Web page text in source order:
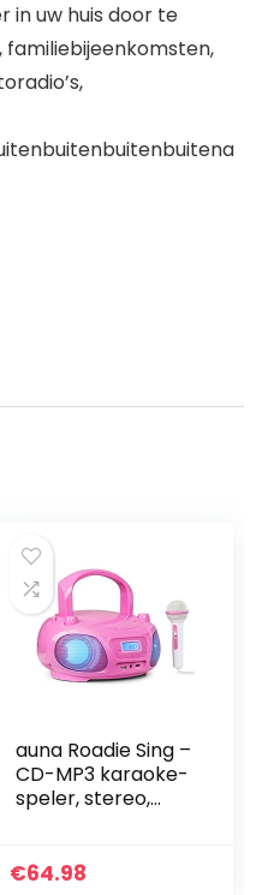
in uw huis door te
familiebijeenkomsten,
auna Roadie Sing –
CD-MP3 karaoke-
speler, stereo,
poort, FM-radio,
€64.98